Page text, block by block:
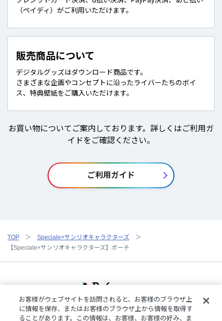
（ペイディ）がご利用いただけます。
販売商品について
デジタルグッズはダウンロード商品です。
さまざまな企画やコンセプトに沿ったライバーたちのボイ
ス、特典壁紙をご購入いただけます。
お買い物についてご案内しております。詳しくはご利用ガ
イドをご確認ください。
ご利用ガイド
TOP
Speciale×サンリオキャラクターズ
【Speciale×サンリオキャラクターズ】ポーチ
お客様がウェブサイトを訪問されると、お客様のブラウザ上
に情報を保存、またはお客様のブラウザ上から情報を取得す
ることがあります。この情報は、お客様、お客様の好み、ま